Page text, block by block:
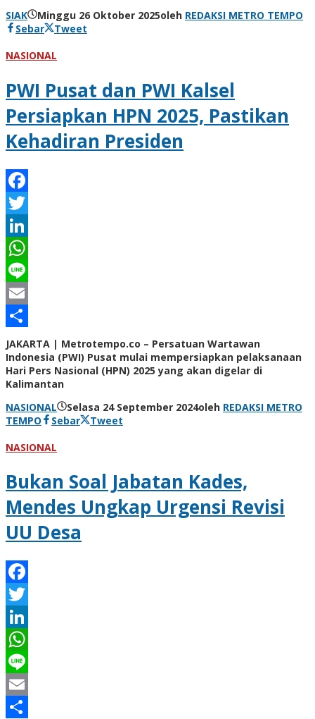
SIAK
Minggu 26 Oktober 2025oleh REDAKSI METRO TEMPO
Sebar
Tweet
NASIONAL
PWI Pusat dan PWI Kalsel
Persiapkan HPN 2025, Pastikan
Kehadiran Presiden
Facebook
Twitter
LinkedIn
WhatsApp
Line
Email
Share
JAKARTA | Metrotempo.co – Persatuan Wartawan
Indonesia (PWI) Pusat mulai mempersiapkan pelaksanaan
Hari Pers Nasional (HPN) 2025 yang akan digelar di
Kalimantan
NASIONAL
Selasa 24 September 2024oleh REDAKSI METRO
TEMPO
Sebar
Tweet
NASIONAL
Bukan Soal Jabatan Kades,
Mendes Ungkap Urgensi Revisi
UU Desa
Facebook
Twitter
LinkedIn
WhatsApp
Line
Email